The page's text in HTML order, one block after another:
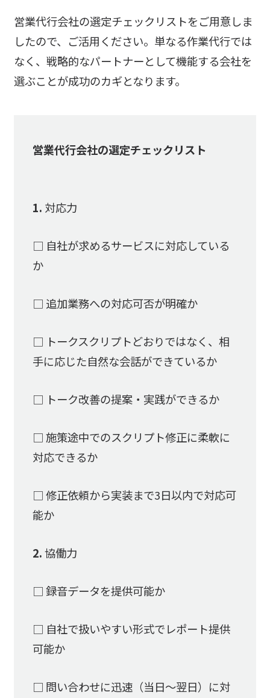
営業代行会社の選定チェックリストをご用意しま
したので、ご活用ください。単なる作業代行では
なく、戦略的なパートナーとして機能する会社を
選ぶことが成功のカギとなります。
営業代行会社の選定チェックリスト
1. 対応力
□ 自社が求めるサービスに対応している
か
□ 追加業務への対応可否が明確か
□ トークスクリプトどおりではなく、相
手に応じた自然な会話ができているか
□ トーク改善の提案・実践ができるか
□ 施策途中でのスクリプト修正に柔軟に
対応できるか
□ 修正依頼から実装まで3日以内で対応可
能か
2.協働力
□ 録音データを提供可能か
□ 自社で扱いやすい形式でレポート提供
可能か
□ 問い合わせに迅速（当日〜翌日）に対